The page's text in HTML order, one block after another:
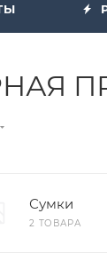
Сумки
2 ТОВАРА